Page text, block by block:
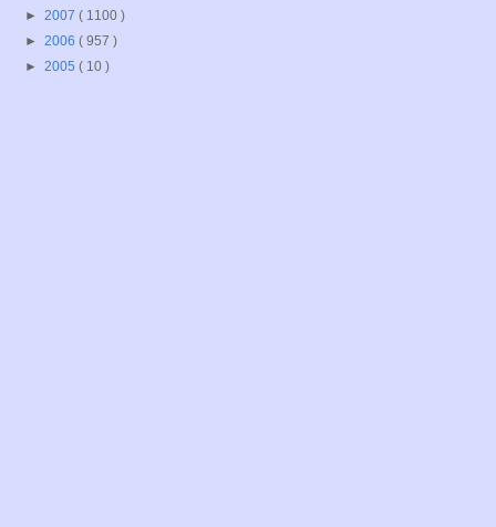
► 2007 ( 1100 )
► 2006 ( 957 )
► 2005 ( 10 )